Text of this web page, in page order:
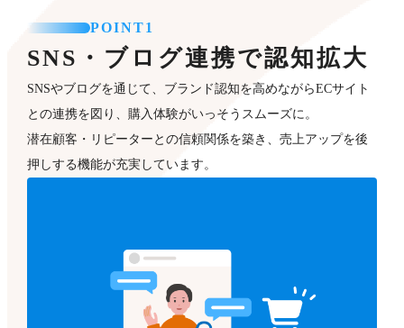
POINT1
SNS・ブログ連携で認知拡大
SNSやブログを通じて、ブランド認知を高めながらECサイト
との連携を図り、購入体験がいっそうスムーズに。
潜在顧客・リピーターとの信頼関係を築き、売上アップを後
押しする機能が充実しています。